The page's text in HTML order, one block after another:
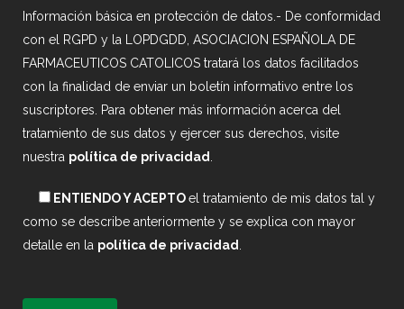
Información básica en protección de datos.- De conformidad
con el RGPD y la LOPDGDD, ASOCIACION ESPAÑOLA DE
FARMACEUTICOS CATOLICOS tratará los datos facilitados
con la finalidad de enviar un boletín informativo entre los
suscriptores. Para obtener más información acerca del
tratamiento de sus datos y ejercer sus derechos, visite
nuestra política de privacidad
ENTIENDO Y ACEPTOel tratamiento de mis datos tal y
como se describe anteriormente y se explica con mayor
detalle en la política de privacidad